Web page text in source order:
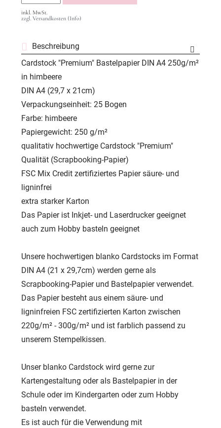
inkl. MwSt.
zzgl. Versandkosten (Info)
Beschreibung
Cardstock "Premium" Bastelpapier DIN A4 250g/m²
in himbeere
DIN A4 (29,7 x 21cm)
Verpackungseinheit: 25 Bogen
Farbe: himbeere
Papiergewicht: 250 g/m²
qualitativ hochwertige Cardstock "Premium"
Qualität (Scrapbooking-Papier)
FSC Mix Credit zertifiziertes Papier säure- und
ligninfrei
extra starker Karton
Das Papier ist Inkjet- und Laserdrucker geeignet
auch zum Hobby basteln geeignet
Unsere hochwertigen blanko Cardstocks im Format
DIN A4 (21 x 29,7cm) werden gerne als
Scrapbooking-Papier und Bastelpapier verwendet.
Das Papier besteht aus einem säure- und
ligninfreien FSC zertifizierten Karton zwischen
220g/m² - 300g/m² und ist farblich passend zu
unserem Stempelkissen.
Unser blanko Cardstock wird gerne zur
Kartengestaltung oder als Bastelpapier in der
Schule oder im Kindergarten oder zum Hobby
basteln verwendet.
Es ist auch für die Verwendung mit